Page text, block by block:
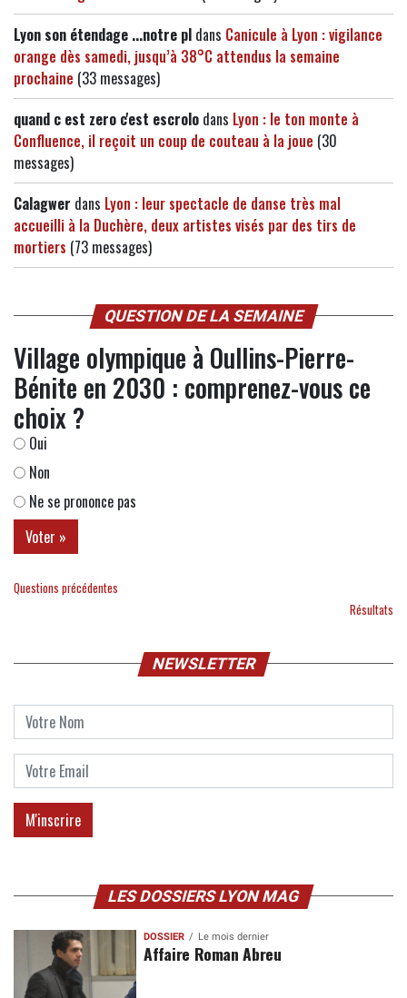
Lyon son étendage ...notre pl dans Canicule à Lyon : vigilance
orange dès samedi, jusqu’à 38°C attendus la semaine
prochaine (33 messages)
quand c est zero c'est escrolo dans Lyon : le ton monte à
Confluence, il reçoit un coup de couteau à la joue (30
messages)
Calagwer dans Lyon : leur spectacle de danse très mal
accueilli à la Duchère, deux artistes visés par des tirs de
mortiers (73 messages)
QUESTION DE LA SEMAINE
Village olympique à Oullins-Pierre-
Bénite en 2030 : comprenez-vous ce
choix ?
Oui
Non
Ne se prononce pas
Questions précédentes
Résultats
NEWSLETTER
LES DOSSIERS LYON MAG
DOSSIER Le mois dernier
Affaire Roman Abreu